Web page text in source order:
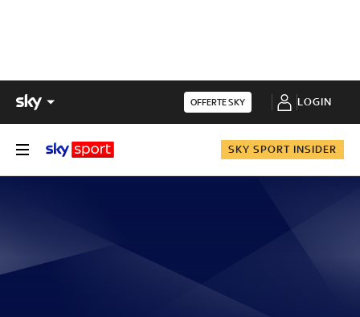
OFFERTE SKY LOGIN
SKY SPORT INSIDER